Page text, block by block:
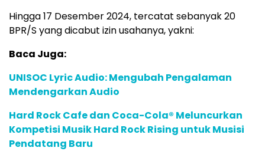
Hingga 17 Desember 2024, tercatat sebanyak 20
BPR/S yang dicabut izin usahanya, yakni:
Baca Juga:
UNISOC Lyric Audio: Mengubah Pengalaman
Mendengarkan Audio
Hard Rock Cafe dan Coca-Cola® Meluncurkan
Kompetisi Musik Hard Rock Rising untuk Musisi
Pendatang Baru